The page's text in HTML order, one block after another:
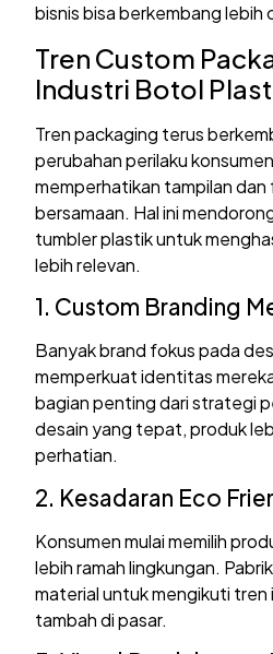
bisnis bisa berkembang lebih
Tren Custom
Industri Botol
Tren packaging terus
perubahan perilaku
memperhatikan tampilan dan
bersamaan. Hal ini
tumbler plastik untuk
lebih relevan.
1. Custom Branding
Banyak brand fokus pada
memperkuat identitas
bagian penting dari strategi
desain yang tepat, produk
perhatian.
2. Kesadaran Eco
Konsumen mulai memilih
lebih ramah lingkungan.
material untuk mengikuti tren
tambah di pasar.